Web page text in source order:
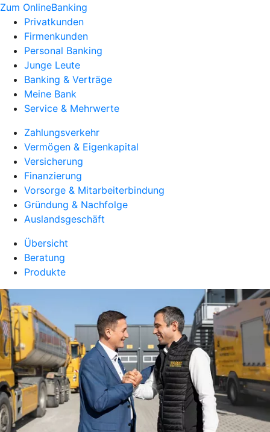
Zum OnlineBanking
Privatkunden
Firmenkunden
Personal Banking
Junge Leute
Banking & Verträge
Meine Bank
Service & Mehrwerte
Zahlungsverkehr
Vermögen & Eigenkapital
Versicherung
Finanzierung
Vorsorge & Mitarbeiterbindung
Gründung & Nachfolge
Auslandsgeschäft
Übersicht
Beratung
Produkte